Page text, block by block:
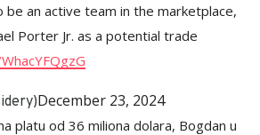
be an active team in the marketplace,
Porter Jr. as a potential trade
December 23, 2024
platu od 36 miliona dolara, Bogdan u